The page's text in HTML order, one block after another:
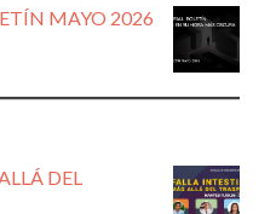
MAYO 2026
DEL